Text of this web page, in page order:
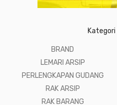
Kategori
BRAND
LEMARI ARSIP
PERLENGKAPAN GUDANG
RAK ARSIP
RAK BARANG